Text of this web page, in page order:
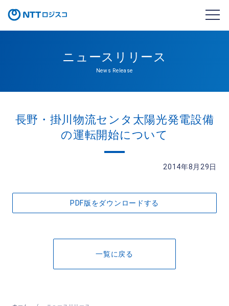
ニュースリリース
News Release
長野・掛川物流センタ太陽光発電設備
の運転開始について
2014年8月29日
PDF版をダウンロードする
一覧に戻る